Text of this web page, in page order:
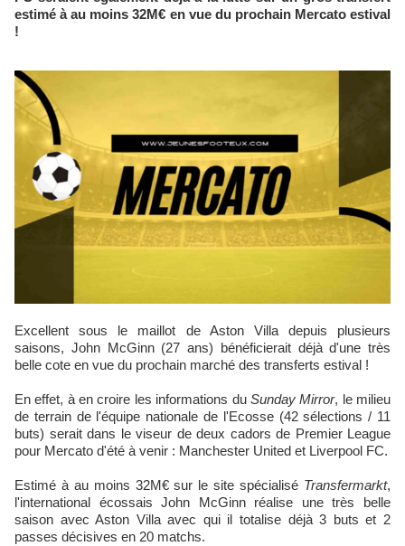
estimé à au moins 32M€ en vue du prochain Mercato estival
!
Excellent sous le maillot de Aston Villa depuis plusieurs
saisons, John McGinn (27 ans) bénéficierait déjà d'une très
belle cote en vue du prochain marché des transferts estival !
En effet, à en croire les informations du Sunday Mirror, le milieu
de terrain de l'équipe nationale de l'Ecosse (42 sélections / 11
buts) serait dans le viseur de deux cadors de Premier League
pour Mercato d'été à venir : Manchester United et Liverpool FC.
Estimé à au moins 32M€ sur le site spécialisé Transfermarkt,
l'international écossais John McGinn réalise une très belle
saison avec Aston Villa avec qui il totalise déjà 3 buts et 2
passes décisives en 20 matchs.